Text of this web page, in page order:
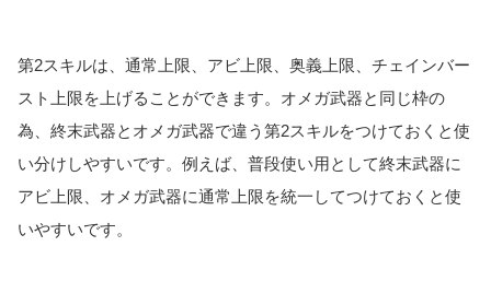
第2スキルは、通常上限、アビ上限、奥義上限、チェインバー
スト上限を上げることができます。オメガ武器と同じ枠の
為、終末武器とオメガ武器で違う第2スキルをつけておくと使
い分けしやすいです。例えば、普段使い用として終末武器に
アビ上限、オメガ武器に通常上限を統一してつけておくと使
いやすいです。